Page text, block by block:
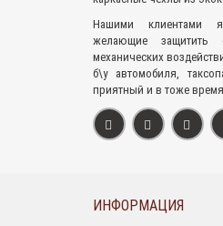
Нашими клиентами
желающие
механических
б\у автомобиля,
приятный и в тоже
ИНФОРМАЦИЯ